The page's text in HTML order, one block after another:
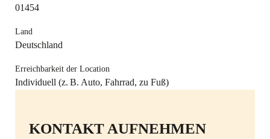
01454
Land
Deutschland
Erreichbarkeit der Location
Individuell (z. B. Auto, Fahrrad, zu Fuß)
KONTAKT AUFNEHMEN